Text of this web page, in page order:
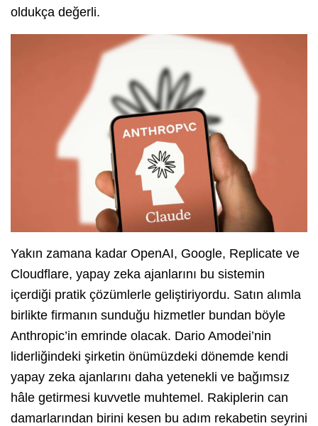
oldukça değerli.
Yakın zamana kadar OpenAI, Google, Replicate ve
Cloudflare, yapay zeka ajanlarını bu sistemin
içerdiği pratik çözümlerle geliştiriyordu. Satın alımla
birlikte firmanın sunduğu hizmetler bundan böyle
Anthropic’in emrinde olacak. Dario Amodei’nin
liderliğindeki şirketin önümüzdeki dönemde kendi
yapay zeka ajanlarını daha yetenekli ve bağımsız
hâle getirmesi kuvvetle muhtemel. Rakiplerin can
damarlarından birini kesen bu adım rekabetin seyrini